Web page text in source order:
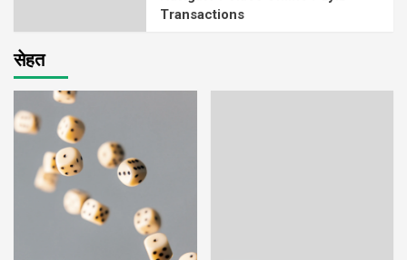
Transactions
सेहत